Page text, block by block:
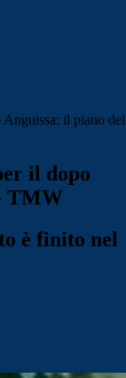
il piano del
il dopo
TMW
è finito nel